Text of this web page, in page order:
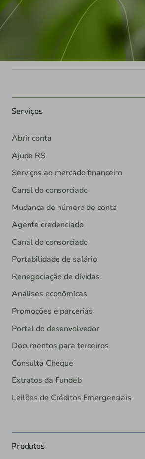
Serviços
Abrir conta
Ajude RS
Serviços ao mercado financeiro
Canal do consorciado
Mudança de número de conta
Agente credenciado
Canal do consorciado
Portabilidade de salário
Renegociação de dívidas
Análises econômicas
Promoções e parcerias
Portal do desenvolvedor
Documentos para terceiros
Consulta Cheque
Extratos da Fundeb
Leilões de Créditos Emergenciais
Produtos